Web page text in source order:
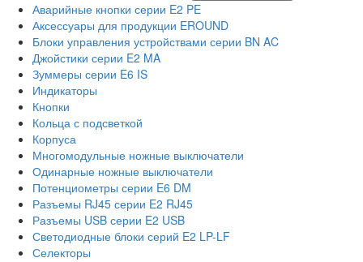
Аварийные кнопки серии E2 PE
Аксессуары для продукции EROUND
Блоки управления устройствами серии BN AC
Джойстики серии E2 MA
Зуммеры серии E6 IS
Индикаторы
Кнопки
Кольца с подсветкой
Корпуса
Многомодульные ножные выключатели
Одинарные ножные выключатели
Потенциометры серии E6 DM
Разъемы RJ45 серии E2 RJ45
Разъемы USB серии E2 USB
Светодиодные блоки серий E2 LP-LF
Селекторы